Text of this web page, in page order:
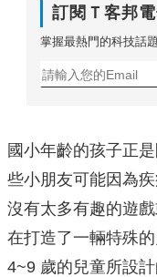
訂閱Ｔ客邦
掌握最熱門的科技話
國小年齡的孩子正
些小朋友可能因為
沒有太多有趣的遊
在打造了一輛特殊
4~9 歲的兒童所設